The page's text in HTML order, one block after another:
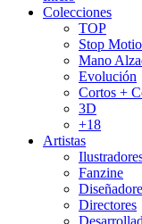
Colecciones
TOP
Stop
Mano
Evolución
Cortos +
3D
+18
Artistas
Fanzine
Directores